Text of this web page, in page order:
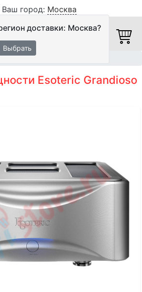
Ваш город: Москва
доставки: Москва?
Выбрать
Esoteric Grandioso